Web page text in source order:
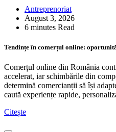
Antreprenoriat
August 3, 2026
6 minutes Read
Tendințe în comerțul online:
Comerțul online din România
accelerat, iar schimbările din
determină comercianții să își
caută experiențe rapide,
Citește